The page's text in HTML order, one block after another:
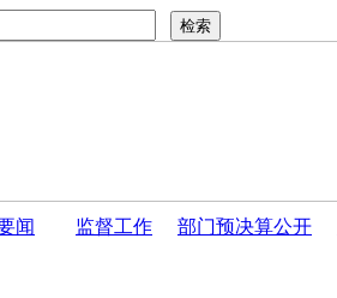
闻 监督工作 部门预决算公开